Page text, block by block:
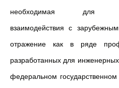
необходимая для
взаимодействия с
отражение как в ряде
разработанных для
федеральном